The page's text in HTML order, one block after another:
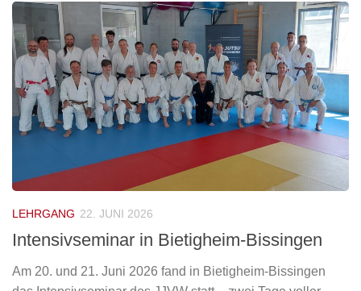
LEHRGANG 22. JUNI 2026
Intensivseminar in Bietigheim-Bissingen
Am 20. und 21. Juni 2026 fand in Bietigheim-Bissingen